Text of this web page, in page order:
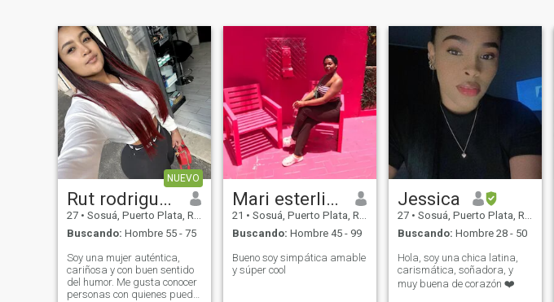
NUEVO
Rut rodriguez
27 • Sosuá, Puerto Plata, Rep. Dominicana
Buscando: Hombre 55 - 75
Soy una mujer auténtica,
cariñosa y con buen sentido
del humor. Me gusta conocer
personas con quienes pueda
Mari esterline
21 • Sosuá, Puerto Plata, Rep. Dominicana
Buscando: Hombre 45 - 99
Bueno soy simpática amable
y súper cool
Jessica
27 • Sosuá, Puerto Plata, Rep. Dominicana
Buscando: Hombre 28 - 50
Hola, soy una chica latina,
carismática, soñadora, y
muy buena de corazón ❤️